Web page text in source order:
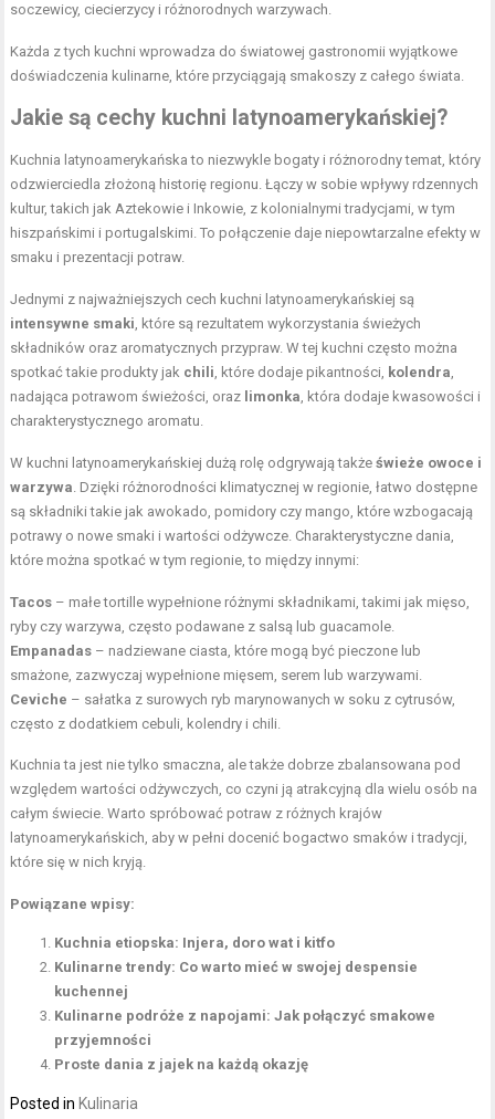
soczewicy, ciecierzycy i różnorodnych warzywach.
Każda z tych kuchni wprowadza do światowej gastronomii wyjątkowe
doświadczenia kulinarne, które przyciągają smakoszy z całego świata.
Jakie są cechy kuchni latynoamerykańskiej?
Kuchnia latynoamerykańska to niezwykle bogaty i różnorodny temat, który
odzwierciedla złożoną historię regionu. Łączy w sobie wpływy rdzennych
kultur, takich jak Aztekowie i Inkowie, z kolonialnymi tradycjami, w tym
hiszpańskimi i portugalskimi. To połączenie daje niepowtarzalne efekty w
smaku i prezentacji potraw.
Jednymi z najważniejszych cech kuchni latynoamerykańskiej są
intensywne smaki, które są rezultatem wykorzystania świeżych
składników oraz aromatycznych przypraw. W tej kuchni często można
spotkać takie produkty jak chili, które dodaje pikantności, kolendra,
nadająca potrawom świeżości, oraz limonka, która dodaje kwasowości i
charakterystycznego aromatu.
W kuchni latynoamerykańskiej dużą rolę odgrywają takżeświeże owoce i
warzywa. Dzięki różnorodności klimatycznej w regionie, łatwo dostępne
są składniki takie jak awokado, pomidory czy mango, które wzbogacają
potrawy o nowe smaki i wartości odżywcze. Charakterystyczne dania,
które można spotkać w tym regionie, to między innymi:
Tacos – małe tortille wypełnione różnymi składnikami, takimi jak mięso,
ryby czy warzywa, często podawane z salsą lub guacamole.
Empanadas – nadziewane ciasta, które mogą być pieczone lub
smażone, zazwyczaj wypełnione mięsem, serem lub warzywami.
Ceviche – sałatka z surowych ryb marynowanych w soku z cytrusów,
często z dodatkiem cebuli, kolendry i chili.
Kuchnia ta jest nie tylko smaczna, ale także dobrze zbalansowana pod
względem wartości odżywczych, co czyni ją atrakcyjną dla wielu osób na
całym świecie. Warto spróbować potraw z różnych krajów
latynoamerykańskich, aby w pełni docenić bogactwo smaków i tradycji,
które się w nich kryją.
Powiązane wpisy:
Kuchnia etiopska: Injera, doro wat i kitfo
Kulinarne trendy: Co warto mieć w swojej despensie
kuchennej
Kulinarne podróże z napojami: Jak połączyć smakowe
przyjemności
Proste dania z jajek na każdą okazję
Posted in Kulinaria